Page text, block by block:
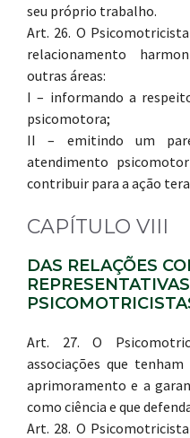
seu próprio trabalho.
Art. 26. O
relacionamento
outras áreas:
I – informando a
psicomotora;
II – emitindo um
atendimento
contribuir para a ação
CAPÍTULO VIII
DAS RELAÇÕES
Art. 27. O
associações que
aprimoramento e a
como ciência e que
Art. 28. O